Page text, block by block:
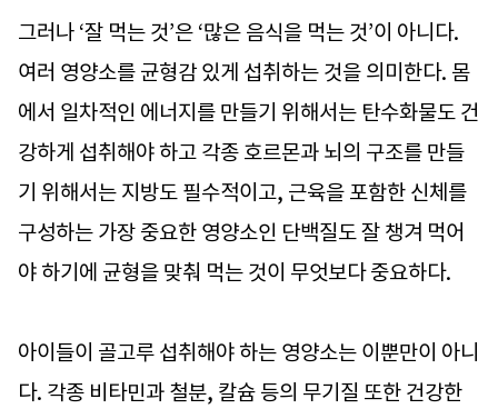
그러나 ‘잘 먹는 것’은 ‘많은 음식을 먹는 것’이 아니다.
여러 영양소를 균형감 있게 섭취하는 것을 의미한다. 몸
에서 일차적인 에너지를 만들기 위해서는 탄수화물도 건
강하게 섭취해야 하고 각종 호르몬과 뇌의 구조를 만들
기 위해서는 지방도 필수적이고, 근육을 포함한 신체를
구성하는 가장 중요한 영양소인 단백질도 잘 챙겨 먹어
야 하기에 균형을 맞춰 먹는 것이 무엇보다 중요하다.
아이들이 골고루 섭취해야 하는 영양소는 이뿐만이 아니
다. 각종 비타민과 철분, 칼슘 등의 무기질 또한 건강한